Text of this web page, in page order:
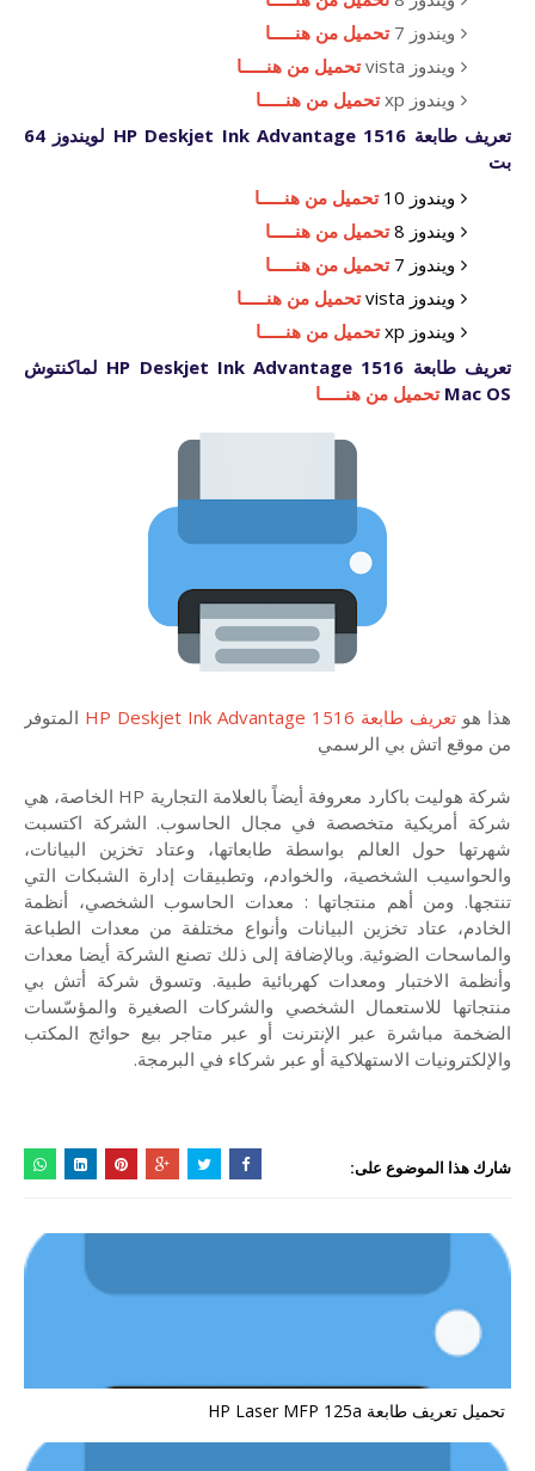
ويندوز 7
تحميل من هنـــــا
ويندوز vista
تحميل من هنـــــا
ويندوز xp
تحميل من هنـــــا
تعريف طابعة HP Deskjet Ink Advantage 1516 لويندوز 64
بت
ويندوز 10
تحميل من هنـــــا
ويندوز 8
تحميل من هنـــــا
ويندوز 7
تحميل من هنـــــا
ويندوز vista
تحميل من هنـــــا
ويندوز xp
تحميل من هنـــــا
تعريف طابعة HP Deskjet Ink Advantage 1516 لماكنتوش
Mac OS تحميل من هنـــــا
هذا هو تعريف طابعة HP Deskjet Ink Advantage 1516
المتوفر
من موقع اتش بي الرسمي
شركة هوليت باكارد معروفة أيضاً بالعلامة التجارية HP الخاصة، هي
شركة أمريكية متخصصة في مجال الحاسوب. الشركة اكتسبت
شهرتها حول العالم بواسطة طابعاتها، وعتاد تخزين البيانات،
والحواسيب الشخصية، والخوادم، وتطبيقات إدارة الشبكات التي
تنتجها. ومن أهم منتجاتها : معدات الحاسوب الشخصي، أنظمة
الخادم، عتاد تخزين البيانات وأنواع مختلفة من معدات الطباعة
والماسحات الضوئية. وبالإضافة إلى ذلك تصنع الشركة أيضا معدات
وأنظمة الاختبار ومعدات كهربائية طبية. وتسوق شركة أتش بي
منتجاتها للاستعمال الشخصي والشركات الصغيرة والمؤسّسات
الضخمة مباشرة عبر الإنترنت أو عبر متاجر بيع حوائج المكتب
والإلكترونيات الاستهلاكية أو عبر شركاء في البرمجة.
شارك هذا الموضوع على:
تحميل تعريف طابعة HP Laser MFP 125a